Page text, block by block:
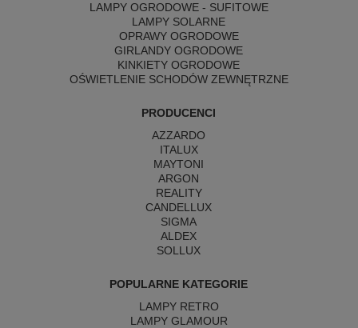
LAMPY OGRODOWE - SUFITOWE
LAMPY SOLARNE
OPRAWY OGRODOWE
GIRLANDY OGRODOWE
KINKIETY OGRODOWE
OŚWIETLENIE SCHODÓW ZEWNĘTRZNE
PRODUCENCI
AZZARDO
ITALUX
MAYTONI
ARGON
REALITY
CANDELLUX
SIGMA
ALDEX
SOLLUX
POPULARNE KATEGORIE
LAMPY RETRO
LAMPY GLAMOUR